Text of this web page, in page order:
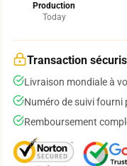
Production
Today
Transaction
Livraison mondiale à
Numéro de suivi fourni
Remboursement